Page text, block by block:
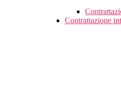
Contrattazione